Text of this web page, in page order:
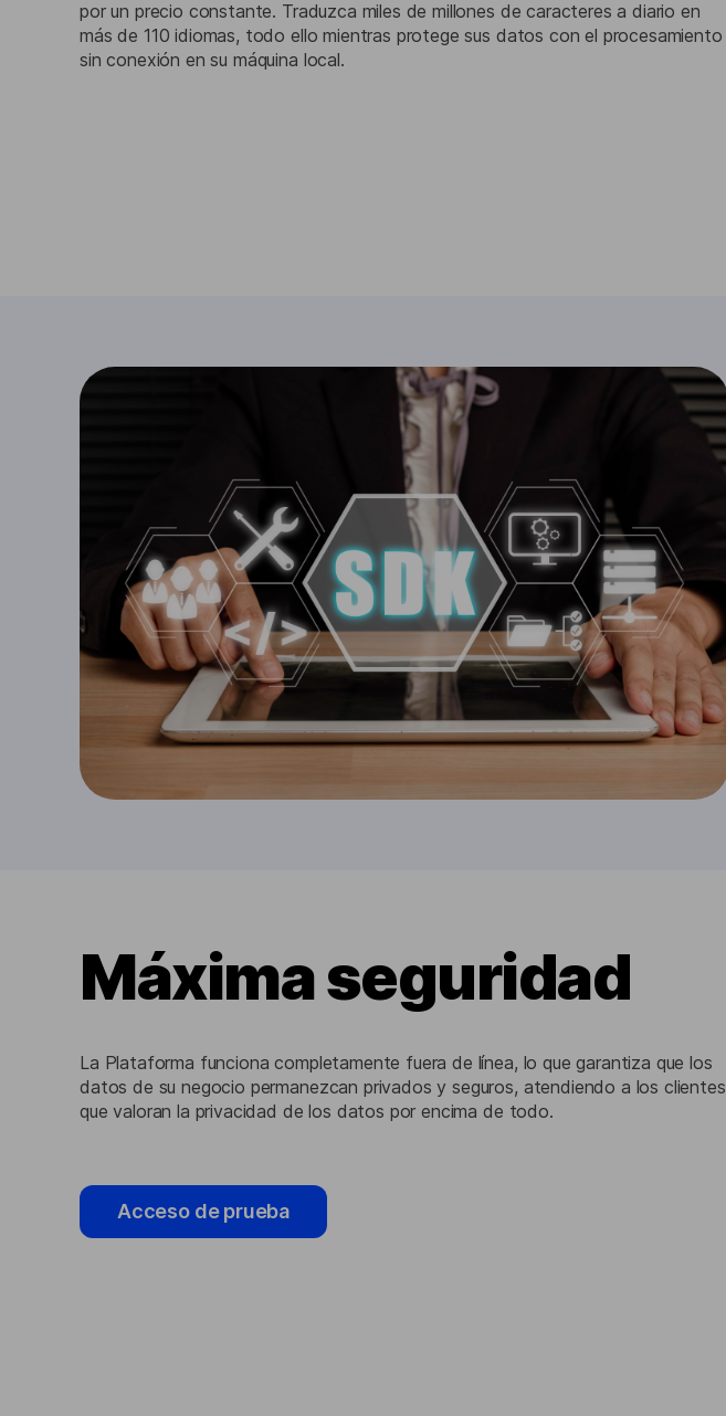
por un precio constante. Traduzca miles de millones de caracteres a diario en
más de 110 idiomas, todo ello mientras protege sus datos con el procesamiento
sin conexión en su máquina local.
Máxima seguridad
La Plataforma funciona completamente fuera de línea, lo que garantiza que los
datos de su negocio permanezcan privados y seguros, atendiendo a los clientes
que valoran la privacidad de los datos por encima de todo.
Acceso de prueba